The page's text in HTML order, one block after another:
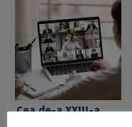
Cea de-a XXIII-a